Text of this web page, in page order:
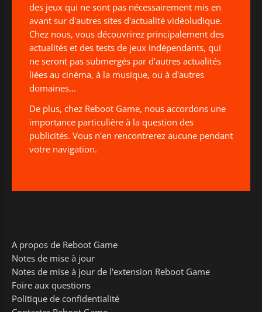
des jeux qui ne sont pas nécessairement mis en
avant sur d'autres sites d'actualité vidéoludique.
Chez nous, vous découvrirez principalement des
actualités et des tests de jeux indépendants, qui
ne seront pas submergés par d'autres actualités
liées au cinéma, à la musique, ou à d'autres
domaines...
De plus, chez Reboot Game, nous accordons une
importance particulière à la question des
publicités. Vous n'en rencontrerez aucune pendant
votre navigation.
A propos de Reboot Game
Notes de mise à jour
Notes de mise à jour de l'extension Reboot Game
Foire aux questions
Politique de confidentialité